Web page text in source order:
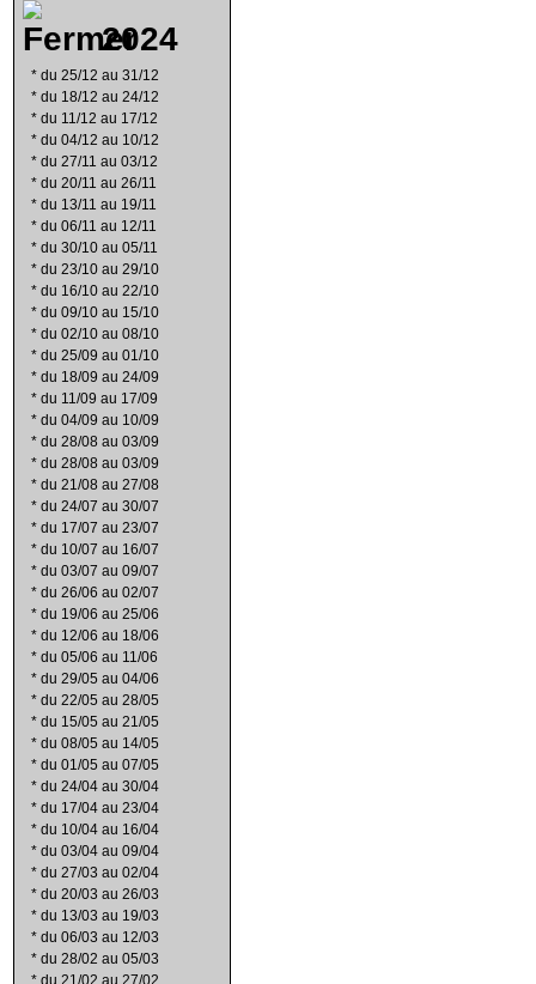
2024
* du 25/12 au 31/12
* du 18/12 au 24/12
* du 11/12 au 17/12
* du 04/12 au 10/12
* du 27/11 au 03/12
* du 20/11 au 26/11
* du 13/11 au 19/11
* du 06/11 au 12/11
* du 30/10 au 05/11
* du 23/10 au 29/10
* du 16/10 au 22/10
* du 09/10 au 15/10
* du 02/10 au 08/10
* du 25/09 au 01/10
* du 18/09 au 24/09
* du 11/09 au 17/09
* du 04/09 au 10/09
* du 28/08 au 03/09
* du 28/08 au 03/09
* du 21/08 au 27/08
* du 24/07 au 30/07
* du 17/07 au 23/07
* du 10/07 au 16/07
* du 03/07 au 09/07
* du 26/06 au 02/07
* du 19/06 au 25/06
* du 12/06 au 18/06
* du 05/06 au 11/06
* du 29/05 au 04/06
* du 22/05 au 28/05
* du 15/05 au 21/05
* du 08/05 au 14/05
* du 01/05 au 07/05
* du 24/04 au 30/04
* du 17/04 au 23/04
* du 10/04 au 16/04
* du 03/04 au 09/04
* du 27/03 au 02/04
* du 20/03 au 26/03
* du 13/03 au 19/03
* du 06/03 au 12/03
* du 28/02 au 05/03
* du 21/02 au 27/02